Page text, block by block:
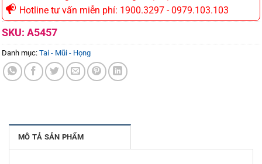
Hotline tư vấn miễn phí: 1900.3297 - 0979.103.103
SKU: A5457
Danh mục: Tai - Mũi - Họng
MÔ TẢ SẢN PHẨM